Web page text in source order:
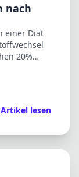
nach
einer Diät
20%
Artikel lesen